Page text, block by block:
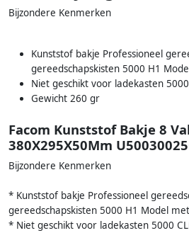
Bijzondere Kenmerken
Kunststof bakje Professioneel
gereedschapskisten 5000 H1
Niet geschikt voor ladekasten
Gewicht 260 gr
Facom Kunststof Bakje 8
380X295X50Mm
Bijzondere Kenmerken
* Kunststof bakje Professioneel
gereedschapskisten 5000 H1 Model
* Niet geschikt voor ladekasten 5000